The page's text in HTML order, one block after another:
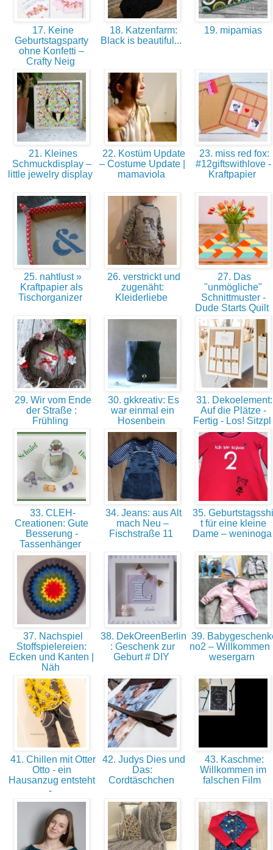
17. Keine
Geburtstagsparty
ohne Konfetti –
Crafty Neig
18. Katzenfarm:
Black is beautiful...
19. mipamias
21. Kleines
Schmuckdisplay –
little jewelry display
22. Kostüm Update
– Costume Update |
mamaviola
23. miss red fox:
#12giftswithlove -
Kraftpapier
25. nahtlust »
Kraftpapier als
Tischorganizer
26. verstrickt und
zugenäht:
Kleiderliebe
27. Das
"unmögliche"
Schnittmuster -
Dude Starts Quilt
29. Wir vom Ende
der Straße :
Frühling
30. gkkreativ: Es
war einmal ein
Hosenbein
31. Dekoelement:
Auf die Plätze -
Fertig - Los! Sitzpl
33. CLEH-
Creationen: Gute
Besserung -
Tassenhänger
34. Jeans: aus Alt
mach Neu –
Fischstraße 11
35.
t für eine kleine
Dame –
37. Nachspiel
Stoffspielereien:
Ecken und Kanten |
Näh
38. DekOreenBerlin
: Geschenk zur
Geburt # DIY
39.
no2 –
wesergarn
41. Chillen mit Otter
Otto - ein
Hausanzug entsteht
-
42. Judys Dies und
Das:
Cordtäschchen
43. Kaschme:
Willkommen im
falschen Film